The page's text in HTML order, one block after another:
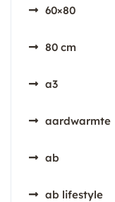
60×80
80 cm
a3
aardwarmte
ab
ab lifestyle